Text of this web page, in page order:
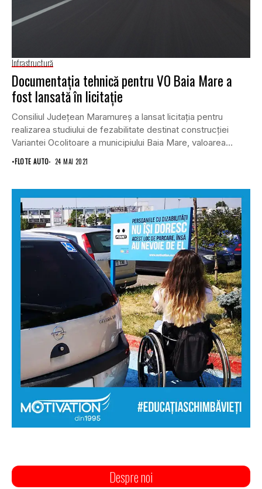
Infrastructură
Documentația tehnică pentru VO Baia Mare a
fost lansată în licitație
Consiliul Județean Maramureș a lansat licitația pentru
realizarea studiului de fezabilitate destinat construcției
Variantei Ocolitoare a municipiului Baia Mare, valoarea
contractului fiind de...
•FLOTE AUTO 24 MAI 2021
Despre noi